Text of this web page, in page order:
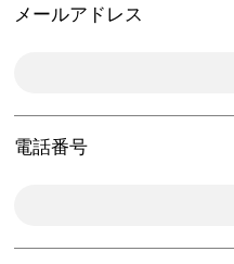
メールアドレス
電話番号